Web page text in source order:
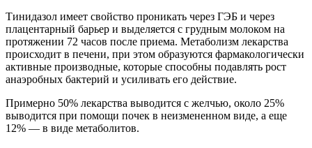
Тинидазол имеет свойство проникать через ГЭБ и через
плацентарный барьер и выделяется с грудным молоком на
протяжении 72 часов после приема. Метаболизм лекарства
происходит в печени, при этом образуются фармакологически
активные производные, которые способны подавлять рост
анаэробных бактерий и усиливать его действие.
Примерно 50% лекарства выводится с желчью, около 25%
выводится при помощи почек в неизмененном виде, а еще
12% — в виде метаболитов.